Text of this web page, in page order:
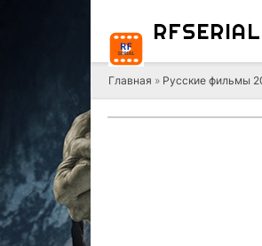
RFSERIAL
Главная » Русские фильмы